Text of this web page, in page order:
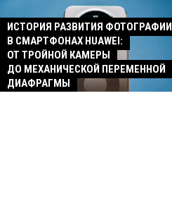
ИСТОРИЯ РАЗВИТИЯ ФОТОГРАФИИ
В СМАРТФОНАХ HUAWEI:
ОТ ТРОЙНОЙ КАМЕРЫ
ДО МЕХАНИЧЕСКОЙ ПЕРЕМЕННОЙ
ДИАФРАГМЫ